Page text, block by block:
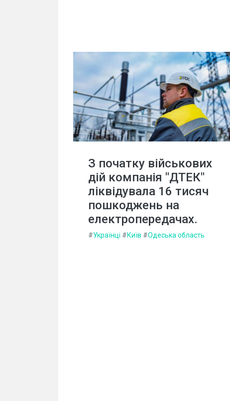
З початку військових
дій компанія "ДТЕК"
ліквідувала 16 тисяч
пошкоджень на
електропередачах.
#Українці #Київ #Одеська область